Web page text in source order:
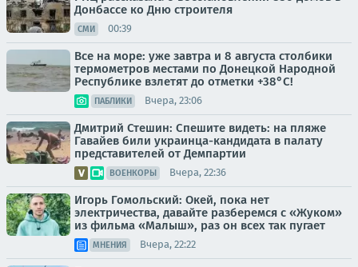
Донбассе ко Дню строителя
СМИ 00:39
Все на море: уже завтра и 8 августа столбики
термометров местами по Донецкой Народной
Республике взлетят до отметки +38°C!
ПАБЛИКИ Вчера, 23:06
Дмитрий Стешин: Спешите видеть: на пляже
Гавайев били украинца-кандидата в палату
представителей от Демпартии
ВОЕНКОРЫ Вчера, 22:36
Игорь Гомольский: Окей, пока нет
электричества, давайте разберемся с «Жуком»
из фильма «Малыш», раз он всех так пугает
МНЕНИЯ Вчера, 22:22